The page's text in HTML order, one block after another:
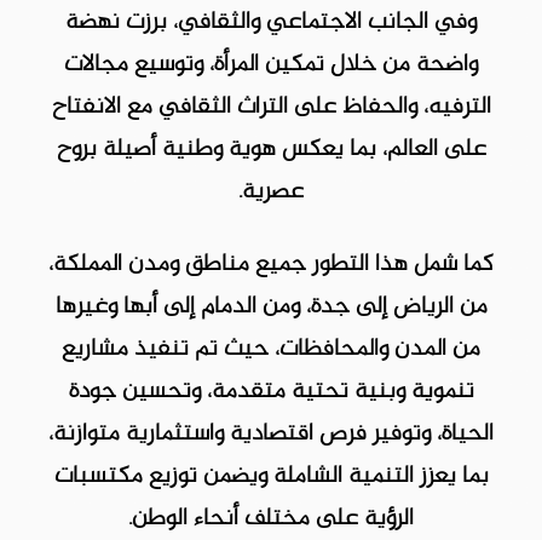
وفي الجانب الاجتماعي والثقافي، برزت نهضة
واضحة من خلال تمكين المرأة، وتوسيع مجالات
الترفيه، والحفاظ على التراث الثقافي مع الانفتاح
على العالم، بما يعكس هوية وطنية أصيلة بروح
عصرية.
كما شمل هذا التطور جميع مناطق ومدن المملكة،
من الرياض إلى جدة، ومن الدمام إلى أبها وغيرها
من المدن والمحافظات، حيث تم تنفيذ مشاريع
تنموية وبنية تحتية متقدمة، وتحسين جودة
الحياة، وتوفير فرص اقتصادية واستثمارية متوازنة،
بما يعزز التنمية الشاملة ويضمن توزيع مكتسبات
الرؤية على مختلف أنحاء الوطن.